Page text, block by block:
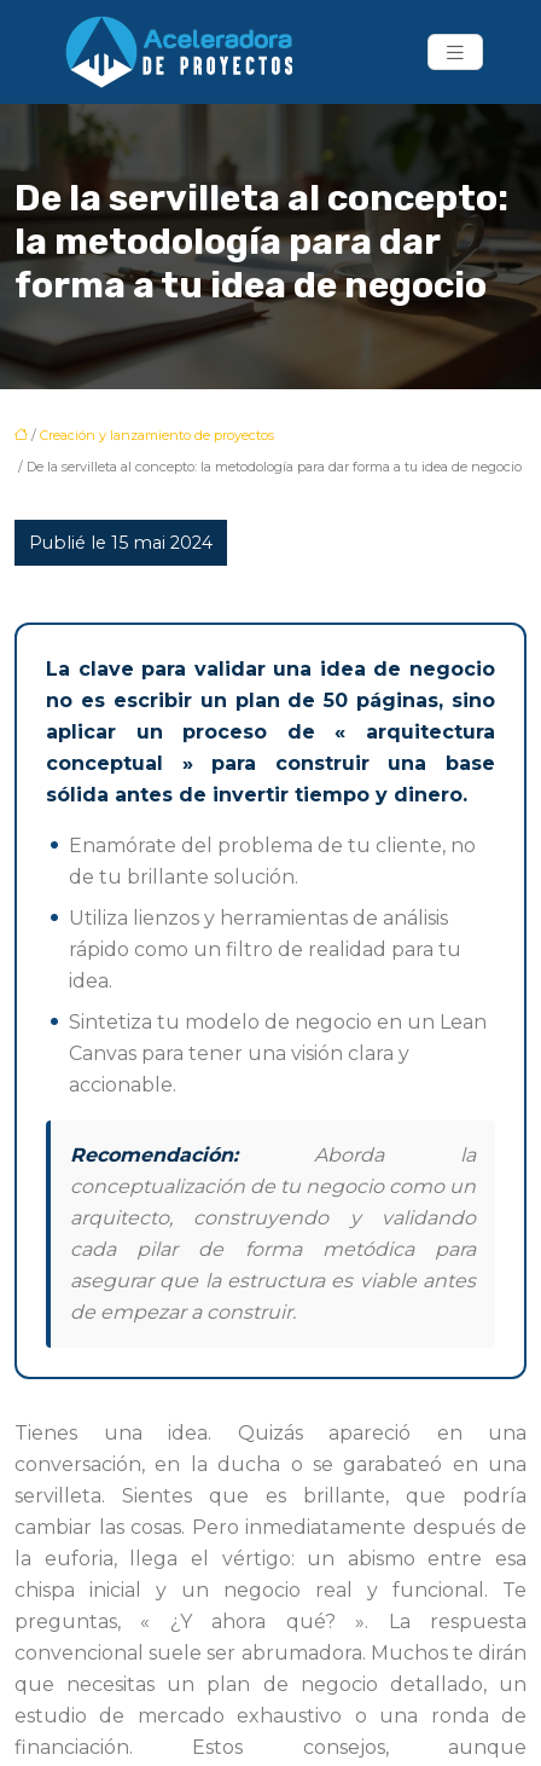
De la servilleta al concepto:
la metodología para dar
forma a tu idea de negocio
/ Creación y lanzamiento de proyectos
/ De la servilleta al concepto: la metodología para dar forma a tu idea de negocio
Publié le 15 mai 2024
La clave para validar una idea de negocio
no es escribir un plan de 50 páginas, sino
aplicar un proceso de « arquitectura
conceptual » para construir una base
sólida antes de invertir tiempo y dinero.
Enamórate del problema de tu cliente, no
de tu brillante solución.
Utiliza lienzos y herramientas de análisis
rápido como un filtro de realidad para tu
idea.
Sintetiza tu modelo de negocio en un Lean
Canvas para tener una visión clara y
accionable.
Recomendación:Aborda la
conceptualización de tu negocio como un
arquitecto, construyendo y validando
cada pilar de forma metódica para
asegurar que la estructura es viable antes
de empezar a construir.
Tienes una idea. Quizás apareció en una
conversación, en la ducha o se garabateó en una
servilleta. Sientes que es brillante, que podría
cambiar las cosas. Pero inmediatamente después de
la euforia, llega el vértigo: un abismo entre esa
chispa inicial y un negocio real y funcional. Te
preguntas, « ¿Y ahora qué? ». La respuesta
convencional suele ser abrumadora. Muchos te dirán
que necesitas un plan de negocio detallado, un
estudio de mercado exhaustivo o una ronda de
financiación. Estos consejos, aunque